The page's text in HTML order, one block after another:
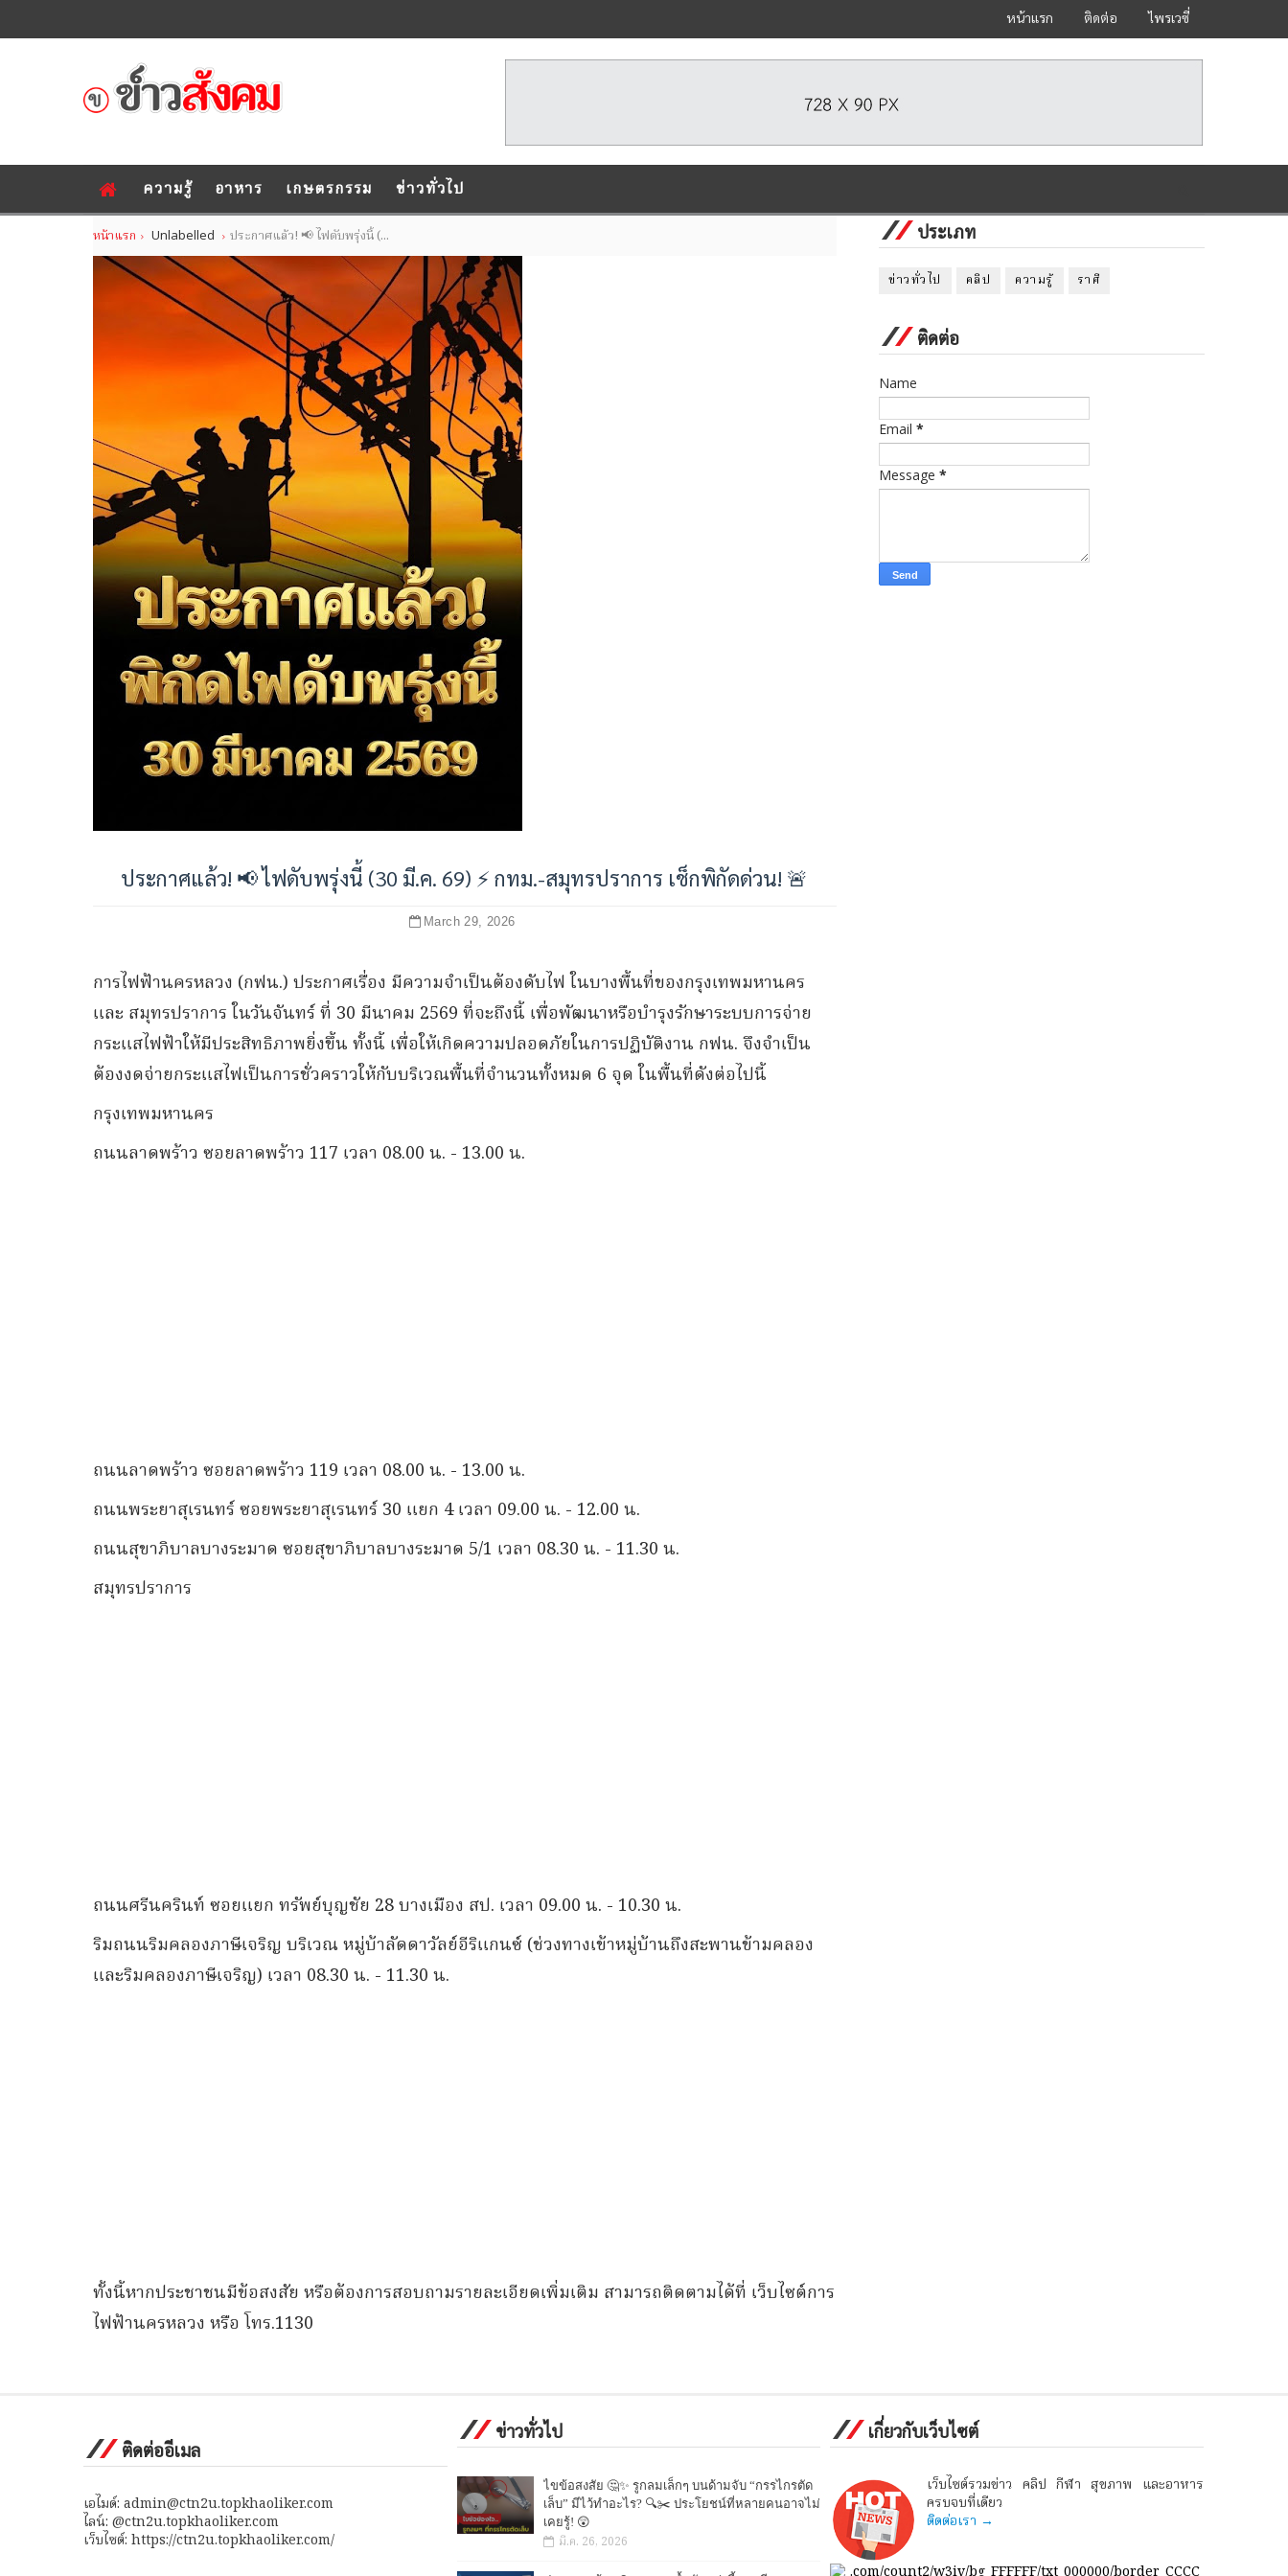
หน้าแรก ติดต่อ ไพรเวซี่
ความรู้ อาหาร เกษตรกรรม ข่าวทั่วไป
หน้าแรก Unlabelled ประกาศแล้ว! 📢 ไฟดับพรุ่งนี้ (...
ประกาศแล้ว! 📢 ไฟดับพรุ่งนี้ (30 มี.ค. 69) ⚡ กทม.-สมุทรปราการ เช็กพิกัดด่วน! 🚨
March 29, 2026
การไฟฟ้านครหลวง (กฟน.) ประกาศเรื่อง มีความจำเป็นต้องดับไฟ ในบางพื้นที่ของกรุงเทพมหานคร
และ สมุทรปราการ ในวันจันทร์ ที่ 30 มีนาคม 2569 ที่จะถึงนี้ เพื่อพัฒนาหรือบำรุงรักษาระบบการจ่าย
กระแสไฟฟ้าให้มีประสิทธิภาพยิ่งขึ้น ทั้งนี้ เพื่อให้เกิดความปลอดภัยในการปฏิบัติงาน กฟน. จึงจำเป็น
ต้องงดจ่ายกระแสไฟเป็นการชั่วคราวให้กับบริเวณพื้นที่จำนวนทั้งหมด 6 จุด ในพื้นที่ดังต่อไปนี้
กรุงเทพมหานคร
ถนนลาดพร้าว ซอยลาดพร้าว 117 เวลา 08.00 น. - 13.00 น.
ถนนลาดพร้าว ซอยลาดพร้าว 119 เวลา 08.00 น. - 13.00 น.
ถนนพระยาสุเรนทร์ ซอยพระยาสุเรนทร์ 30 แยก 4 เวลา 09.00 น. - 12.00 น.
ถนนสุขาภิบาลบางระมาด ซอยสุขาภิบาลบางระมาด 5/1 เวลา 08.30 น. - 11.30 น.
สมุทรปราการ
ถนนศรีนครินท์ ซอยแยก ทรัพย์บุญชัย 28 บางเมือง สป. เวลา 09.00 น. - 10.30 น.
ริมถนนริมคลองภาษีเจริญ บริเวณ หมู่บ้าลัดดาวัลย์อีริแกนซ์ (ช่วงทางเข้าหมู่บ้านถึงสะพานข้ามคลอง
และริมคลองภาษีเจริญ) เวลา 08.30 น. - 11.30 น.
ทั้งนี้หากประชาชนมีข้อสงสัย หรือต้องการสอบถามรายละเอียดเพิ่มเติม สามารถติดตามได้ที่ เว็บไซต์การ
ไฟฟ้านครหลวง หรือ โทร.1130
ประเภท
ข่าวทั่วไป คลิป ความรู้ ราศี
ติดต่อ
Name
Email *
Message *
ติดต่ออีเมล
เอไมด์: admin@ctn2u.topkhaoliker.com
ไลน์: @ctn2u.topkhaoliker.com
เว็บไซต์: https://ctn2u.topkhaoliker.com/
ข่าวทั่วไป
ไขข้อสงสัย 🤔✨ รูกลมเล็กๆ บนด้ามจับ “กรรไกรตัด
เล็บ” มีไว้ทำอะไร? 🔍✂️ ประโยชน์ที่หลายคนอาจไม่
เคยรู้! 😲
มี.ค. 26, 2026
เกี่ยวกับเว็บไซต์
เว็บไซต์รวมข่าว คลิป กีฬา สุขภาพ และอาหาร
ครบจบที่เดียว
ติดต่อเรา →